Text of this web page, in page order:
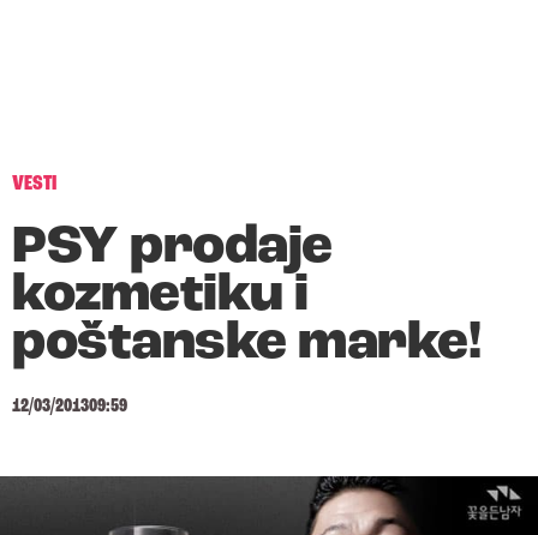
VESTI
PSY prodaje
kozmetiku i
poštanske marke!
12/03/201309:59